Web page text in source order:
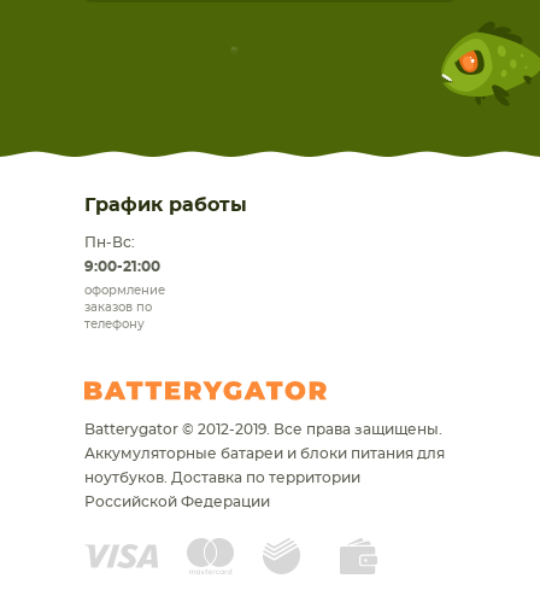
График работы
Пн-Вс:
9:00-21:00
оформление
заказов по
телефону
Batterygator © 2012-2019. Все права защищены.
Аккумуляторные батареи и блоки питания для
ноутбуков. Доставка по территории
Российской Федерации